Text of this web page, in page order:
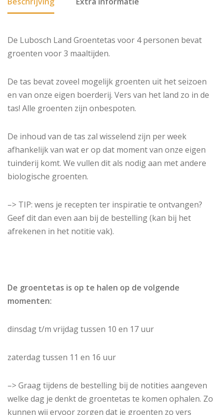
De Lubosch Land Groentetas voor 4 personen bevat
groenten voor 3 maaltijden.
De tas bevat zoveel mogelijk groenten uit het seizoen
en van onze eigen boerderij. Vers van het land zo in de
tas! Alle groenten zijn onbespoten.
De inhoud van de tas zal wisselend zijn per week
afhankelijk van wat er op dat moment van onze eigen
tuinderij komt. We vullen dit als nodig aan met andere
biologische groenten.
–> TIP: wens je recepten ter inspiratie te ontvangen?
Geef dit dan even aan bij de bestelling (kan bij het
afrekenen in het notitie vak).
De groentetas is op te halen op de volgende
momenten:
dinsdag t/m vrijdag tussen 10 en 17 uur
zaterdag tussen 11 en 16 uur
–> Graag tijdens de bestelling bij de notities aangeven
welke dag je denkt de groentetas te komen ophalen. Zo
kunnen wij ervoor zorgen dat je groenten zo vers